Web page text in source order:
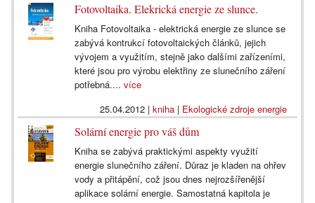
Fotovoltaika. Elekrická energie ze slunce.
Kniha Fotovoltaika - elektrická energie ze slunce se
zabývá kontrukcí fotovoltaických článků, jejich
vývojem a využitím, stejně jako dalšími zařízeními,
které jsou pro výrobu elektřiny ze slunečního záření
potřebná....více
25.04.2012| kniha| Ekologické zdroje energie
Solární energie pro váš dům
Kniha se zabývá praktickými aspekty využití
energie slunečního záření. Důraz je kladen na ohřev
vody a přitápění, což jsou dnes nejrozšířenější
aplikace solární energie. Samostatná kapitola je